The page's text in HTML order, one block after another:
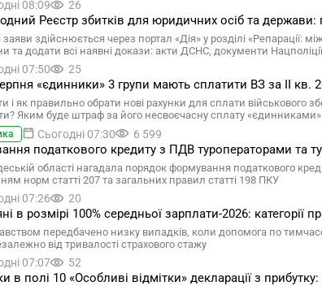
08:09 26
Реєстр збитків для юридичних осіб та держави:
здійснюється через портал «Дія» у розділі
та додати всі наявні докази: акти ДСНС, документи
07:50 25
«єдинники» 3 групи мають сплатити ВЗ за ІІ кв.
і як правильно обрати нові рахунки для сплати військового
Яким буде штраф за його несвоєчасну сплату «єдинниками»
Сьогодні 07:30 6 599
податкового кредиту з ПДВ туроператорами та
області нагадала порядок формування податкового
норм статті 207 та загальних правил статті 198 ПКУ
07:26 20
в розмірі 100% середньої зарплати-2026: категорії
передбачено низку випадків, коли допомога по
від тривалості страхового стажу
07:07 52
в полі 10 «Особливі відмітки» декларації з